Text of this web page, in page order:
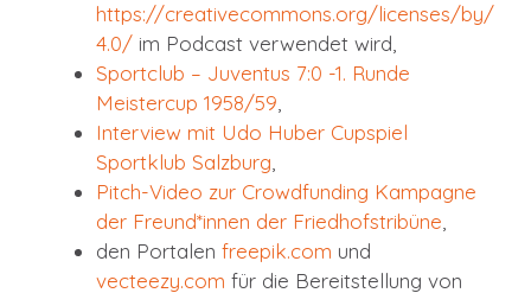
https://creativecommons.org/licenses/by/
4.0/ im Podcast verwendet wird,
Sportclub – Juventus 7:0 -1. Runde
Meistercup 1958/59
Interview mit Udo Huber Cupspiel
Sportklub Salzburg
Pitch-Video zur Crowdfunding Kampagne
der Freund*innen der Friedhofstribüne
den Portalen freepik.com und
vecteezy.com für die Bereitstellung von